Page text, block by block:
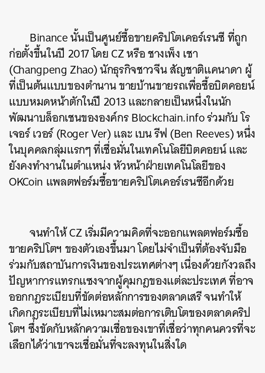
Binance นั้นเป็นศูนย์ซื้อขายคริปโตเคอร์เรนซี ที่ถูก
ก่อตั้งขึ้นในปี 2017 โดย CZ หรือ ชางเพ็ง เชา
(Changpeng Zhao) นักธุรกิจชาวจีน สัญชาติแคนาดา ผู้
ที่เป็นต้นแบบของตำนาน ขายบ้านขายรถเพื่อซื้อบิตคอยน์
แบบหมดหน้าตักในปี 2013 และกลายเป็นหนึ่งในนัก
พัฒนาบล็อกเชนขององค์กร Blockchain.info ร่วมกับ โร
เจอร์ เวอร์ (Roger Ver) และ เบน รีฟ (Ben Reeves) หนึ่ง
ในบุคคลกลุ่มแรกๆ ที่เชื่อมั่นในเทคโนโลยีบิตคอยน์ และ
ยังคงทำงานในตำแหน่ง หัวหน้าฝ่ายเทคโนโลยีของ
OKCoin แพลตฟอร์มซื้อขายคริปโตเคอร์เรนซีอีกด้วย
จนทำให้ CZ เริ่มมีความคิดที่จะออกแพลตฟอร์มซื้อ
ขายคริปโตฯ ของตัวเองขึ้นมา โดยไม่จำเป็นที่ต้องจับมือ
ร่วมกับสถาบันการเงินของประเทศต่างๆ เนื่องด้วยกังวลถึง
ปัญหาการแทรกแซงจากผู้คุมกฎของแต่ละประเทศ ที่อาจ
ออกกฎระเบียบที่ขัดต่อหลักการของตลาดเสรี จนทำให้
เกิดกฎระเบียบที่ไม่เหมาะสมต่อการเติบโตของตลาดคริป
โตฯ ซึ่งขัดกับหลักความเชื่อของเขาที่เชื่อว่าทุกคนควรที่จะ
เลือกได้ว่าเขาจะเชื่อมั่นที่จะลงทุนในสิ่งใด